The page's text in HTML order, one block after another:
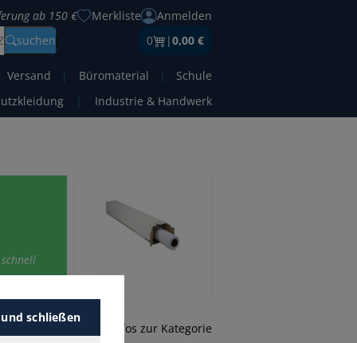
ab 150 € Merkliste
Anmelden
suchen 0 |0,00 €
Versand | Büromaterial |
Schule
| Industrie & Handwerk
mehr Infos zur Kategorie
schließen